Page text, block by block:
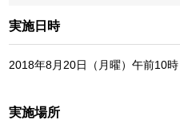
実施日時
2018年8月20日（月曜）午前10
実施場所